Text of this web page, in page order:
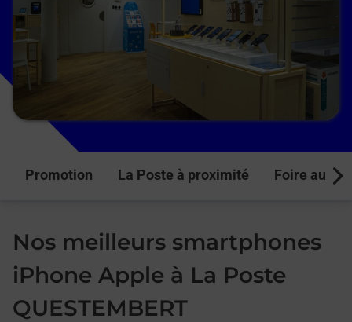
Promotion La Poste à proximité Foire aux
Nos meilleurs smartphones
iPhone Apple à La Poste
QUESTEMBERT